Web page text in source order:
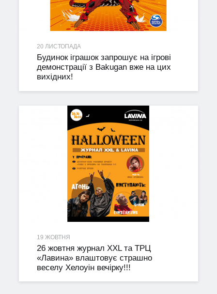
20 ЛИСТОПАДА
Будинок іграшок запрошує на ігрові
демонстрації з Bakugan вже на цих
вихідних!
19 ЖОВТНЯ
26 жовтня журнал XXL та ТРЦ
«Лавина» влаштовує страшно
веселу Хелоуін вечірку!!!